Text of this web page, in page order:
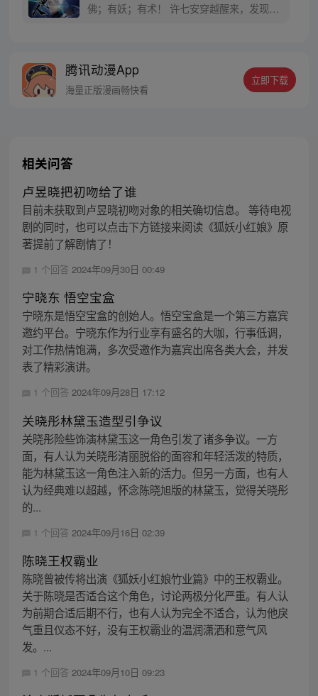
佛；有妖；有术！ 许七安穿越醒来，发现自
者卖报小郎君同名小说 QQ群号：
799493374
腾讯动漫App
海量正版漫画畅快看
立即下载
相关问答
卢昱晓把初吻给了谁
目前未获取到卢昱晓初吻对象的相关确切信息。 等待电视
剧的同时，也可以点击下方链接来阅读《狐妖小红娘》原
著提前了解剧情了！
1 个回答 2024年09月30日 00:49
宁晓东 悟空宝盒
宁晓东是悟空宝盒的创始人。悟空宝盒是一个第三方嘉宾
邀约平台。宁晓东作为行业享有盛名的大咖，行事低调，
对工作热情饱满，多次受邀作为嘉宾出席各类大会，并发
表了精彩演讲。
1 个回答 2024年09月28日 17:12
关晓彤林黛玉造型引争议
关晓彤险些饰演林黛玉这一角色引发了诸多争议。一方
面，有人认为关晓彤清丽脱俗的面容和年轻活泼的特质，
能为林黛玉这一角色注入新的活力。但另一方面，也有人
认为经典难以超越，怀念陈晓旭版的林黛玉，觉得关晓彤
的...
1 个回答 2024年09月16日 02:39
陈晓王权霸业
陈晓曾被传将出演《狐妖小红娘竹业篇》中的王权霸业。
关于陈晓是否适合这个角色，讨论两极分化严重。有人认
为前期合适后期不行，也有人认为完全不适合，认为他戾
气重且仪态不好，没有王权霸业的温润潇洒和意气风
发。...
1 个回答 2024年09月10日 09:23